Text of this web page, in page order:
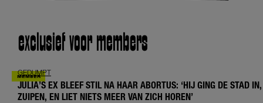
exclusief voor members
GEDUMPT
JULIA’S EX BLEEF STIL NA HAAR ABORTUS: ‘HIJ GING DE STAD IN,
ZUIPEN, EN LIET NIETS MEER VAN ZICH HOREN’